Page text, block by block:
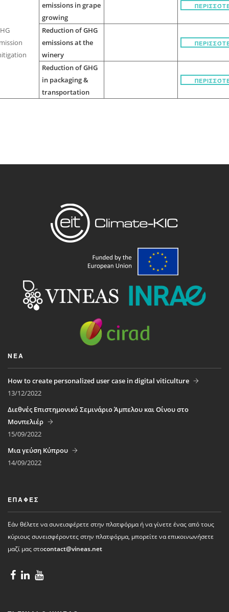
emissions in grape
growing
Reduction of GHG
emissions at the
winery
Reduction of GHG
in packaging &
transportation
ΝΈΑ
How to create personalized user case in digital viticulture
13/12/2022
Διεθνές Επιστημονικό Σεμινάριο Άμπελου και Οίνου στο
Μονπελιέρ
15/09/2022
Μια γεύση Κύπρου
14/09/2022
ΕΠΑΦΈΣ
Εάν θέλετε να συνεισφέρετε στην πλατφόρμα ή να γίνετε ένας από τους
κύριους συνεισφέροντες στην πλατφόρμα, μπορείτε να επικοινωνήσετε
μαζί μας στοcontact@vineas.net